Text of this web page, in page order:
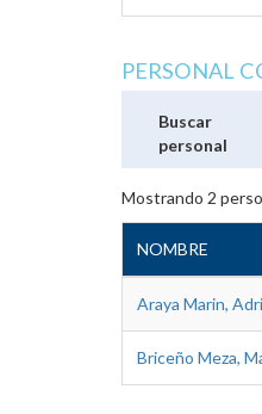
PERSONAL
Buscar
personal
Mostrando 2
NOMBRE
Araya Marin,
Briceño Meza,